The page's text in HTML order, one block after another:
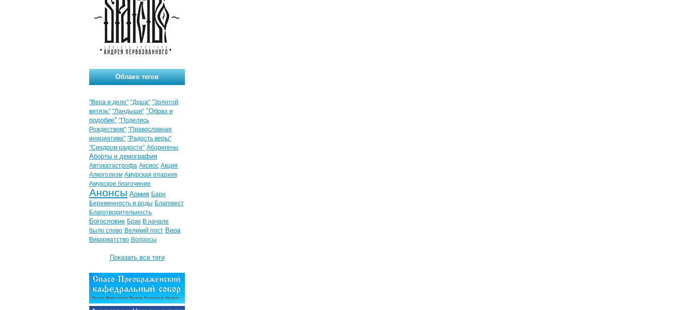
Облако тегов
"Вера и дело" "Душа" "Золотой
витязь" "Ландыши" "Образ и
подобие" "Поделись
Рождеством" "Православная
инициатива" "Радость веры"
"Синдром радости" Аборигены
Аборты и демография
Автокатастрофа Аксиос Акция
Алкоголизм Амурская епархия
Амурское благочиние
Анонсы Армия Бари
Беременность и роды Благовест
Благотворительность
Богословие Брак В начале
было слово Великий пост Вера
Викариатство Вопросы
Показать все теги